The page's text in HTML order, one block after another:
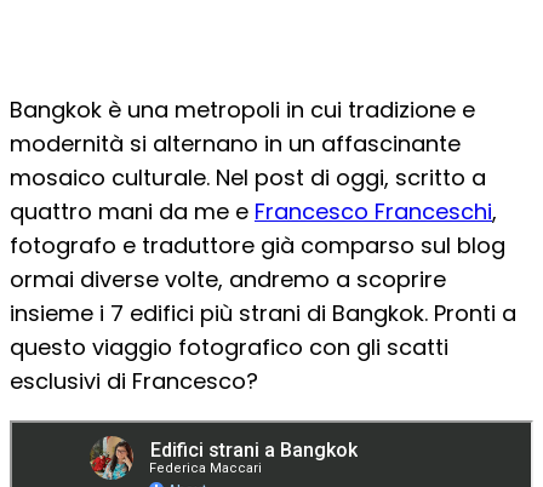
Bangkok è una metropoli in cui tradizione e
modernità si alternano in un affascinante
mosaico culturale. Nel post di oggi, scritto a
quattro mani da me e Francesco Franceschi,
fotografo e traduttore già comparso sul blog
ormai diverse volte, andremo a scoprire
insieme i 7 edifici più strani di Bangkok. Pronti a
questo viaggio fotografico con gli scatti
esclusivi di Francesco?